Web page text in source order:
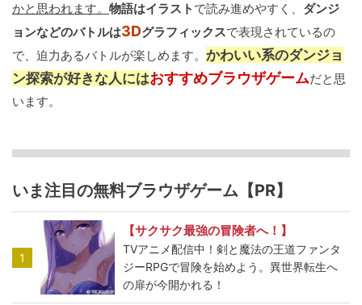
かと思われます。 物語はイラスト で読み進めやすく、 ダンジ
ョンなどのバトルは3Dグラフィックスで表現されているの
で、迫力あるバトルが楽しめます。 かわいい系のダンジョ
ン探索が好きな人にはおすすめブラウザゲームだと思
います。
いま注目の無料ブラウザゲーム【PR】
1
【サクサク最強の冒険者へ！】
TVアニメ配信中！剣と魔法の王道ファンタ
ジーRPGで冒険を始めよう。異世界転生へ
の扉が今開かれる！